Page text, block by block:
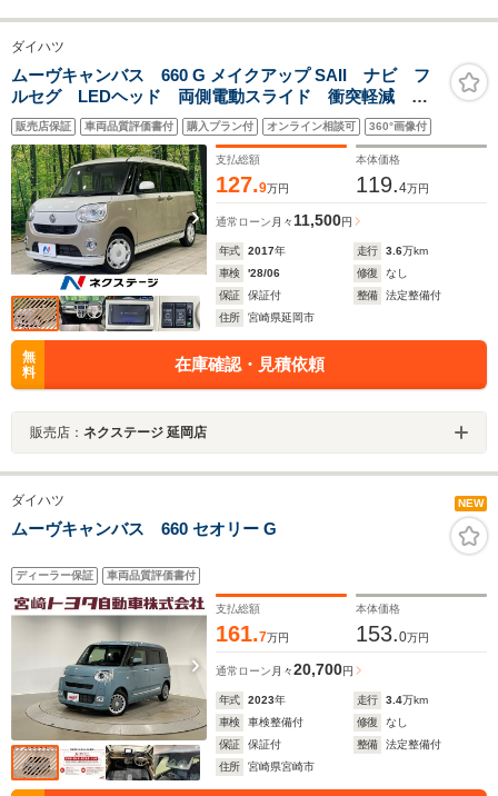
ダイハツ
ムーヴキャンバス 660 G メイクアップ SAII ナビ フ
ルセグ LEDヘッド 両側電動スライド 衝突軽減
ETC シートヒーターオートマチックハイビーム アイ
ドリングストップ スマートキー オートエアコン オ
ートライト
販売店保証 車両品質評価書付 購入プラン付 オンライン相談可 360°画像付
支払総額
127.9万円
本体価格
119.4万円
通常ローン 月々 11,500円
年式 2017年 走行 3.6万km
車検
'28/06 修復
なし
保証
保証付 整備
法定整備付
住所
宮崎県延岡市
無
料
在庫確認・見積依頼
販売店： ネクステージ 延岡店
ダイハツ NEW
ムーヴキャンバス 660 セオリー G
ディーラー保証 車両品質評価書付
支払総額
161.7万円
本体価格
153.0万円
通常ローン 月々20,700円
年式 2023年 走行 3.4万km
車検
車検整備付 修復
なし
保証
保証付 整備
法定整備付
住所
宮崎県宮崎市